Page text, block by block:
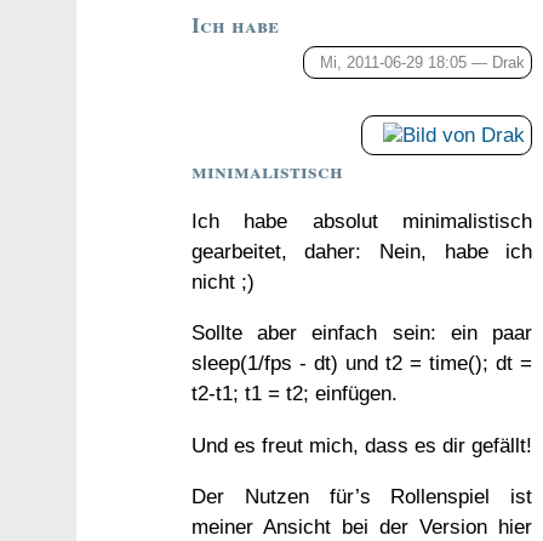
Mi, 2011-06-29 18:05 — Drak
Ich habe
minimalistisch
Ich habe absolut minimalistisch
gearbeitet, daher: Nein, habe ich
nicht ;)
Sollte aber einfach sein: ein paar
sleep(1/fps - dt) und t2 = time(); dt =
t2-t1; t1 = t2; einfügen.
Und es freut mich, dass es dir gefällt!
Der Nutzen für’s Rollenspiel ist
meiner Ansicht bei der Version hier